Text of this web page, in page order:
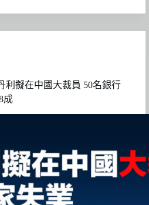
利擬在中國大裁員 50名銀行
成